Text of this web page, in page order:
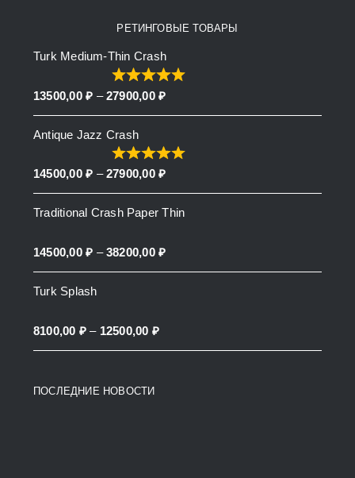
РЕТИНГОВЫЕ ТОВАРЫ
Turk Medium-Thin Crash
13500,00₽ – 27900,00 ₽Price
range:
through
Antique Jazz Crash
14500,00₽ – 27900,00 ₽Price
range:
14500,00 ₽
Traditional Crash Paper Thin
14500,00₽ – 38200,00 ₽Price
range:
Turk Splash
8100,00 ₽ – 12500,00 ₽Price
range:
ПОСЛЕДНИЕ НОВОСТИ